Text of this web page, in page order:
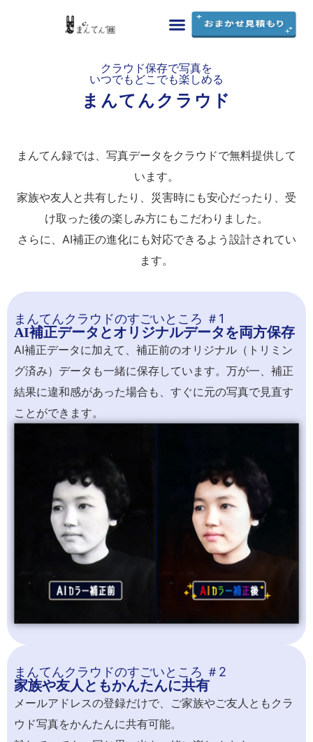
クラウド保存で写真を
いつでもどこでも楽しめる
まんてんクラウド
まんてん録では、写真データをクラウドで無料提供して
います。
家族や友人と共有したり、災害時にも安心だったり、受
け取った後の楽しみ方にもこだわりました。
さらに、AI補正の進化にも対応できるよう設計されてい
ます。
まんてんクラウドのすごいところ ＃1
AI補正データとオリジナルデータを両方保存
AI補正データに加えて、補正前のオリジナル（トリミン
グ済み）データも一緒に保存しています。万が一、補正
結果に違和感があった場合も、すぐに元の写真で見直す
ことができます。
まんてんクラウドのすごいところ ＃2​
家族や友人ともかんたんに共有​
メールアドレスの登録だけで、ご家族やご友人ともクラ
ウド写真をかんたんに共有可能。